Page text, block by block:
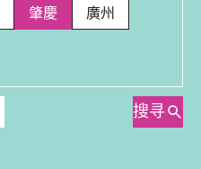
肇慶 廣州
搜寻